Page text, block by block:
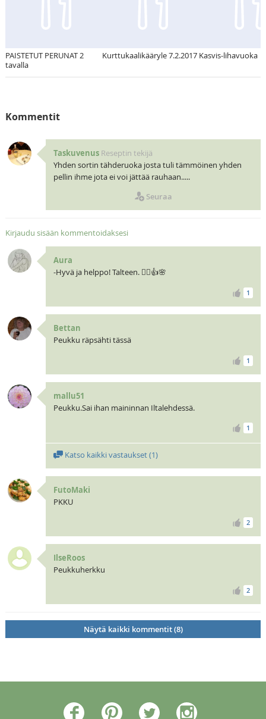
PAISTETUT PERUNAT 2
tavalla
Kurttukaalikääryle 7.2.2017 Kasvis-lihavuoka
Kommentit
Taskuvenus Reseptin tekijä
Yhden sortin tähderuoka josta tuli tämmöinen yhden
pellin ihme jota ei voi jättää rauhaan.....
Seuraa
Kirjaudu sisään kommentoidaksesi
Aura
-Hyvä ja helppo! Talteen. 🧝‍♀️👍🌸
1
Bettan
Peukku räpsähti tässä
1
mallu51
Peukku.Sai ihan maininnan Iltalehdessä.
1
Katso kaikki vastaukset (1)
FutoMaki
PKKU
2
IlseRoos
Peukkuherkku
2
Näytä kaikki kommentit (8)